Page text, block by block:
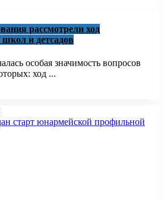
рассмотрели ход
и детсадов
особая значимость вопросов
ход ...